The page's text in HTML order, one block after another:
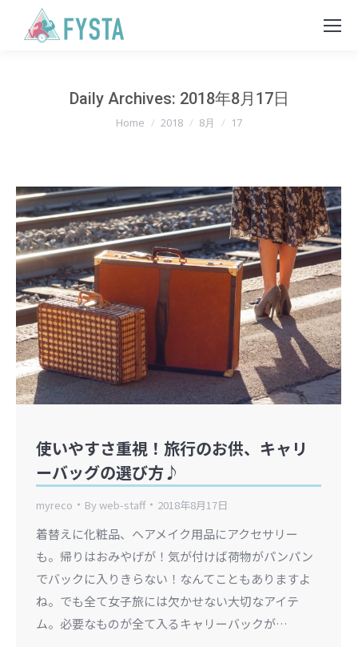
Daily Archives: 2018年8月17日
You are here:
Home 2018 8月 17
使いやすさ重視！旅行のお供、キャリ
ーバッグの選び方♪
myreco Byweb-staff 2018年8月17日
着替えに化粧品、ヘアメイク用品にアクセサリー
も。帰りはおみやげが！気が付けば荷物がパンパン
でバックに入りきらない！なんてこともありますよ
ね。でも全て女子旅には欠かせない大切なアイテ
ム。必要なものが全て入るキャリーバックが…